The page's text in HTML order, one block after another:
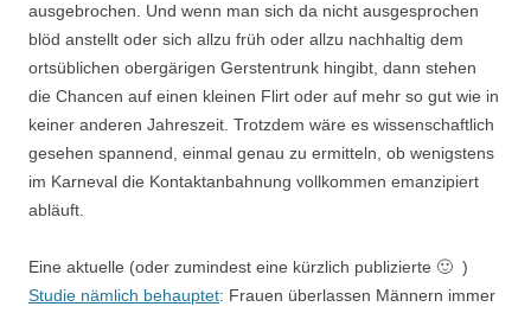
ausgebrochen. Und wenn man sich da nicht ausgesprochen
blöd anstellt oder sich allzu früh oder allzu nachhaltig dem
ortsüblichen obergärigen Gerstentrunk hingibt, dann stehen
die Chancen auf einen kleinen Flirt oder auf mehr so gut wie in
keiner anderen Jahreszeit. Trotzdem wäre es wissenschaftlich
gesehen spannend, einmal genau zu ermitteln, ob wenigstens
im Karneval die Kontaktanbahnung vollkommen emanzipiert
abläuft.
Eine aktuelle (oder zumindest eine kürzlich publizierte 🙂 )
Studie nämlich behauptet: Frauen überlassen Männern immer